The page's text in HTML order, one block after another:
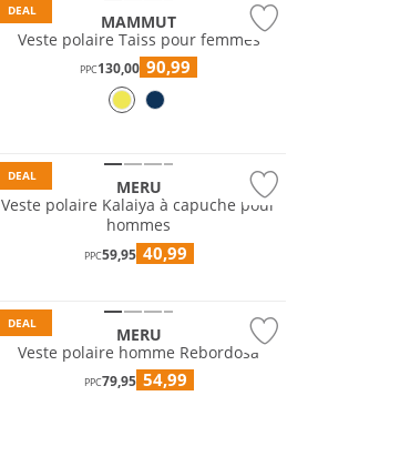
DEAL
MAMMUT
Veste polaire Taiss pour femmes
PPC130,00 90,99
DEAL
MERU
Veste polaire Kalaiya à capuche pour
hommes
PPC59,95 40,99
DEAL
MERU
Veste polaire homme Rebordosa
PPC79,95 54,99